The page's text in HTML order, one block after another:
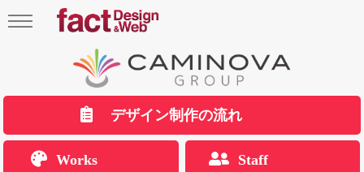
デザイン制作の流れ
Works Staff